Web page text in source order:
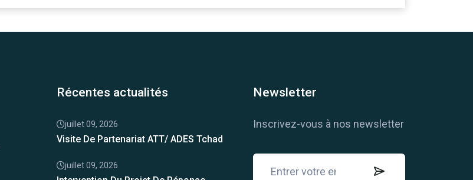
Récentes actualités
juillet 09, 2026
Visite De Partenariat ATT/ ADES Tchad
juillet 09, 2026
Newsletter
Inscrivez-vous à nos newsletter